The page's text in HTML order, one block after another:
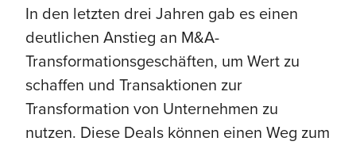
In den letzten drei Jahren gab es einen
deutlichen Anstieg an M&A-
Transformationsgeschäften, um Wert zu
schaffen und Transaktionen zur
Transformation von Unternehmen zu
nutzen. Diese Deals können einen Weg zum